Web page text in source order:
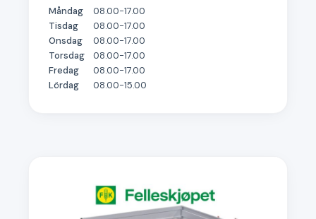
Måndag
08.00-17.00
Tisdag
08.00-17.00
Onsdag
08.00-17.00
Torsdag
08.00-17.00
Fredag
08.00-17.00
Lördag
08.00-15.00